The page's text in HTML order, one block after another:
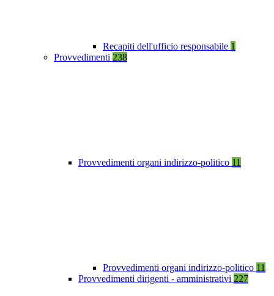
Recapiti dell'ufficio responsabile 1
Provvedimenti 238
Provvedimenti organi indirizzo-politico 11
Provvedimenti organi indirizzo-politico 11
Provvedimenti dirigenti - amministrativi 227